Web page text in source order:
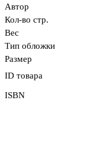
Автор
Кол-во стр.
Вес
Тип обложки
Размер
ID товара
ISBN